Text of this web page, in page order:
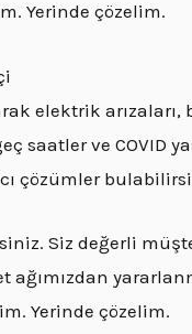
Yerinde çözelim.
elektrik
saatler ve
çözümler
Siz değerli
Yerinde çözelim.